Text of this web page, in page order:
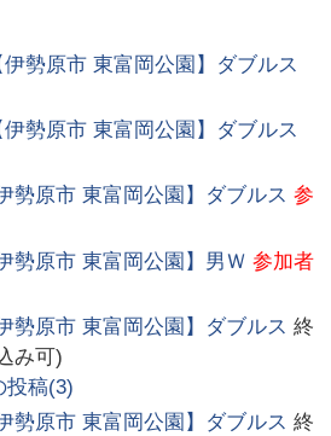
伊勢原市 東富岡公園】ダブルス
伊勢原市 東富岡公園】ダブルス
伊勢原市 東富岡公園】ダブルス 参
伊勢原市 東富岡公園】男Ｗ 参加者
伊勢原市 東富岡公園】ダブルス 終
み可)
投稿(3)
伊勢原市 東富岡公園】ダブルス 終